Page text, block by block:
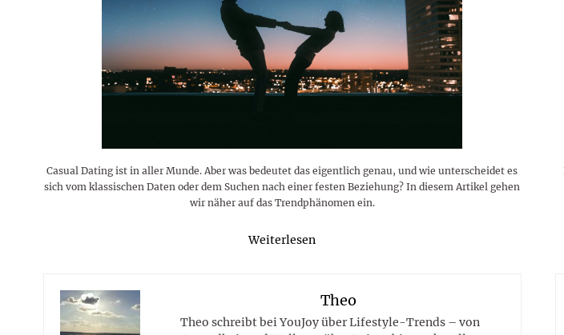
Stars 2026
Start, Teilnehmer,
Skandale
MORE
lustigen Sprüche
Gratulieren
dahintersteckt und was bei
Plattformen zu beachten ist
MORE
BMI-Rechner für
– Online-Rechner
hilfreichen Tipps
Profi
Sternzeichen
Ausblick für
Männer aller
Jahre
MORE
Traumurlaub im
schneeweißen
Land
Casual Dating ist in aller Munde. Aber was bedeutet das eigentlich genau, und wie unterscheidet es
sich vom klassischen Daten oder dem Suchen nach einer festen Beziehung? In diesem Artikel gehen
wir näher auf das Trendphänomen ein.
Weiterlesen
Theo
Theo schreibt bei YouJoy über Lifestyle-Trends – von